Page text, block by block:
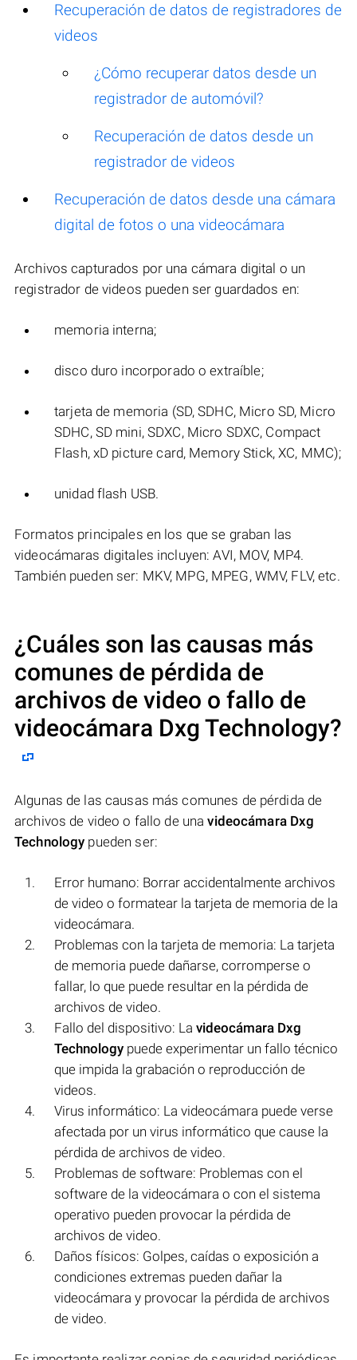
Recuperación de datos de registradores de
videos
¿Cómo recuperar datos desde un
registrador de automóvil?
Recuperación de datos desde un
registrador de videos
Recuperación de datos desde una cámara
digital de fotos o una videocámara
Archivos capturados por una cámara digital o un
registrador de videos pueden ser guardados en:
memoria interna;
disco duro incorporado o extraíble;
tarjeta de memoria (SD, SDHC, Micro SD, Micro
SDHC, SD mini, SDXC, Micro SDXC, Compact
Flash, xD picture card, Memory Stick, XC, MMC);
unidad flash USB.
Formatos principales en los que se graban las
videocámaras digitales incluyen: AVI, MOV, MP4.
También pueden ser: MKV, MPG, MPEG, WMV, FLV, etc.
¿Cuáles son las causas más
comunes de pérdida de
archivos de video o fallo de
videocámara Dxg Technology?
Algunas de las causas más comunes de pérdida de
archivos de video o fallo de unavideocámara Dxg
Technology pueden ser:
Error humano: Borrar accidentalmente archivos
de video o formatear la tarjeta de memoria de la
videocámara.
Problemas con la tarjeta de memoria: La tarjeta
de memoria puede dañarse, corromperse o
fallar, lo que puede resultar en la pérdida de
archivos de video.
Fallo del dispositivo: La videocámara Dxg
Technology puede experimentar un fallo técnico
que impida la grabación o reproducción de
videos.
Virus informático: La videocámara puede verse
afectada por un virus informático que cause la
pérdida de archivos de video.
Problemas de software: Problemas con el
software de la videocámara o con el sistema
operativo pueden provocar la pérdida de
archivos de video.
Daños físicos: Golpes, caídas o exposición a
condiciones extremas pueden dañar la
videocámara y provocar la pérdida de archivos
de video.